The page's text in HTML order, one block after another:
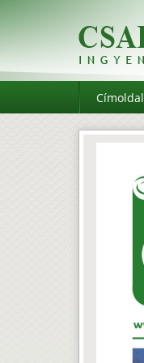
Címoldal